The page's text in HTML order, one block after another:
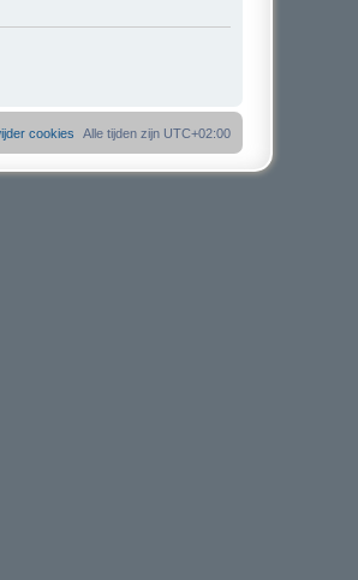
Alle tijden zijn UTC+02:00
cookies